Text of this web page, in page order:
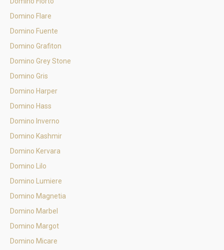
Domino Flare
Domino Fuente
Domino Grafiton
Domino Grey Stone
Domino Gris
Domino Harper
Domino Hass
Domino Inverno
Domino Kashmir
Domino Kervara
Domino Lilo
Domino Lumiere
Domino Magnetia
Domino Marbel
Domino Margot
Domino Micare